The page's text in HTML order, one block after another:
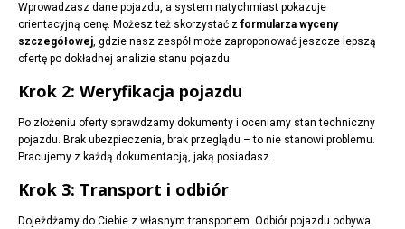
Wprowadzasz dane pojazdu, a system natychmiast pokazuje
orientacyjną cenę. Możesz też skorzystać z formularza wyceny
szczegółowej, gdzie nasz zespół może zaproponować jeszcze lepszą
ofertę po dokładnej analizie stanu pojazdu.
Krok 2: Weryfikacja pojazdu
Po złożeniu oferty sprawdzamy dokumenty i oceniamy stan techniczny
pojazdu. Brak ubezpieczenia, brak przeglądu – to nie stanowi problemu.
Pracujemy z każdą dokumentacją, jaką posiadasz.
Krok 3: Transport i odbiór
Dojeżdżamy do Ciebie z własnym transportem. Odbiór pojazdu odbywa